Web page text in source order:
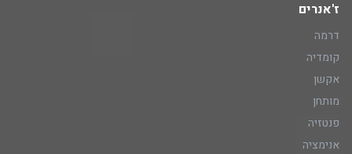
ז'אנרים
דרמה
קומדיה
אקשן
מותחן
פנטזיה
אנימציה